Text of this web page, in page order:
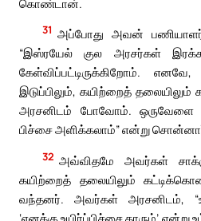
31 அப்போது அவன்
“இஸ்ரயேல் குல அரசர்கள்
கேள்விப்பட்டிருக்கிறோம்.
இடுப்பிலும், கயிற்றைத்
அரசனிடம் போவோம். ஒருவேளை
பிச்சை அளிக்கலாம்” என்று
32 அவ்விதமே அவர்கள்
கயிற்றைத் தலையிலும்
வந்தனர். அவர்கள் அரசனிடம்,
‘எனக்கு உயிர்ப்பிச்சை தாரும்’ என்று